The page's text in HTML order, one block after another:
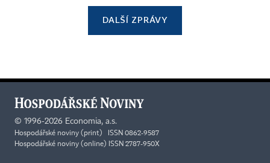
DALŠÍ ZPRÁVY
© 1996-2026 Economia, a.s.
Hospodářské noviny (print) ISSN 0862-9587
Hospodářské noviny (online) ISSN 2787-950X